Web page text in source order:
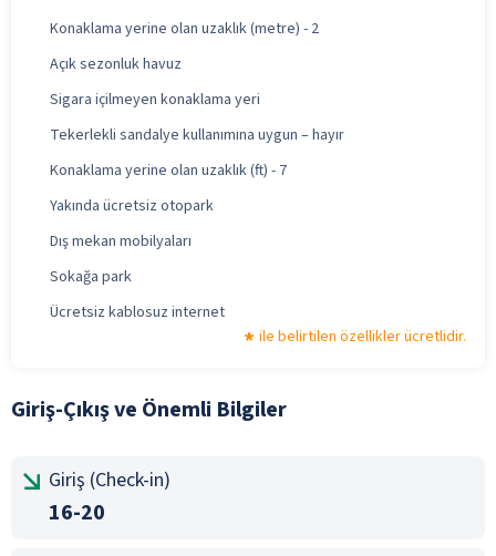
Konaklama yerine olan uzaklık (metre) - 2
Açık sezonluk havuz
Sigara içilmeyen konaklama yeri
Tekerlekli sandalye kullanımına uygun – hayır
Konaklama yerine olan uzaklık (ft) - 7
Yakında ücretsiz otopark
Dış mekan mobilyaları
Sokağa park
Ücretsiz kablosuz internet
ile belirtilen özellikler ücretlidir.
Giriş-Çıkış ve Önemli Bilgiler
Giriş (Check-in)
16-20